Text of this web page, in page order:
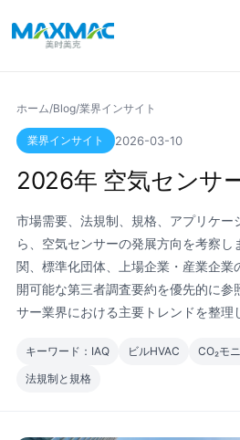
ホーム/Blog/業界インサイト
業界インサイト 2026-03-10
2026年 空気センサ
市場需要、法規制、規格、アプリケー
ら、空気センサーの発展方向を考察し
関、標準化団体、上場企業・産業企業
開可能な第三者調査要約を優先的に
サー業界における主要トレンドを整理
キーワード：IAQ ビルHVAC CO₂モ
法規制と規格